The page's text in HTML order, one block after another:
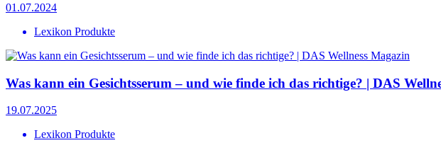
01.07.2024
Lexikon Produkte
Was kann ein Gesichtsserum – und wie finde ich das richtige? | DAS
19.07.2025
Lexikon Produkte